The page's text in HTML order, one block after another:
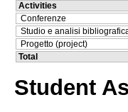
Activities
Conferenze
Studio e analisi
Progetto (project)
Total
Student